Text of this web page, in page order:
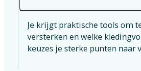
Je krijgt praktische tools om
versterken en welke
keuzes je sterke punten